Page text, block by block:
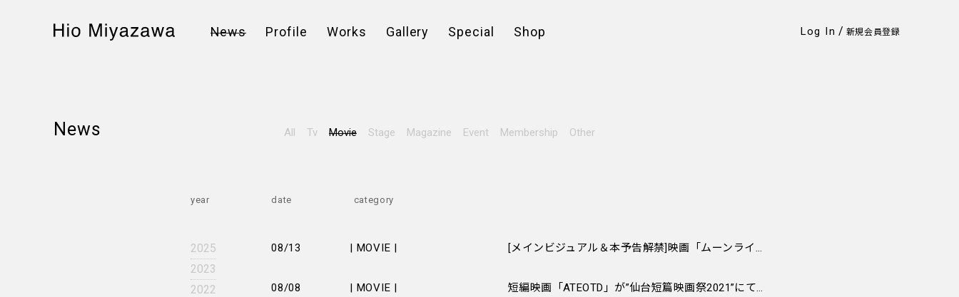
News Profile Works Gallery Special Shop Log In / 新規会員登録
News All Tv Movie Stage Magazine Event Membership Other
year date category
2025
2023
2022
08/13 | MOVIE | [メインビジュアル＆本予告解禁]映画「ムーンライト・シャドウ」9月10日全国ロードショー
08/08 | MOVIE | 短編映画「ATEOTD」が”仙台短篇映画祭2021”にて上映決定